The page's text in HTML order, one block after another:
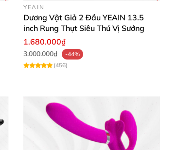
YEAIN
Dương Vật Giả 2 Đầu YEAIN 13.5
inch Rung Thụt Siêu Thú Vị Sướng
1.680.000₫
3.000.000₫
-44%
(456)